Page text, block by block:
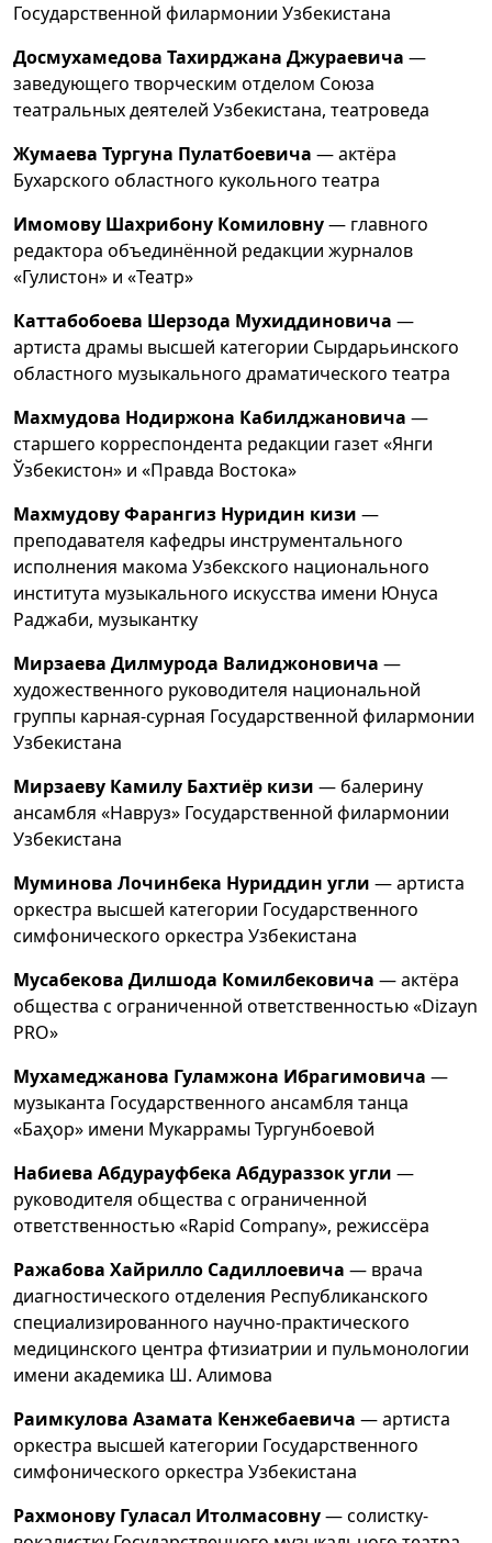
Государственной филармонии Узбекистана
Досмухамедова Тахирджана Джураевича —
заведующего творческим отделом Союза
театральных деятелей Узбекистана, театроведа
Жумаева Тургуна Пулатбоевича — актёра
Бухарского областного кукольного театра
Имoмову Шахрибoну Комиловну— главного
редактора объединённой редакции журналов
«Гулистон» и «Театр»
Каттабобоева Шерзода Мухиддиновича —
артиста драмы высшей категории Сырдарьинского
областного музыкального драматического театра
Махмудова Нодиржона Кабилджановича —
старшего корреспондента редакции газет «Янги
Ўзбекистон» и «Правда Востока»
Махмудову Фарангиз Нуридин кизи —
преподавателя кафедры инструментального
исполнения макома Узбекского национального
института музыкального искусства имени Юнуса
Раджаби, музыкантку
Мирзаева Дилмурода Валиджоновича —
художественного руководителя национальной
группы карная-сурная Государственной филармонии
Узбекистана
Мирзаеву Камилу Бахтиёр кизи — балерину
ансамбля «Навруз» Государственной филармонии
Узбекистана
Муминова Лочинбека Нуриддин угли — артиста
оркестра высшей категории Государственного
симфонического оркестра Узбекистана
Мусабекова Дилшода Комилбековича — актёра
общества с ограниченной ответственностью «Dizayn
PRO»
Мухамеджанова Гуламжона Ибрагимовича —
музыканта Государственного ансамбля танца
«Баҳор» имени Мукаррамы Тургунбоевой
Набиева Абдурауфбека Абдураззок угли —
руководителя общества с ограниченной
ответственностью «Rapid Company», режиссёра
Ражабова Хайрилло Садиллоевича — врача
диагностического отделения Республиканского
специализированного научно-практического
медицинского центра фтизиатрии и пульмонологии
имени академика Ш. Алимова
Раимкулова Азамата Кенжебаевича — артиста
оркестра высшей категории Государственного
симфонического оркестра Узбекистана
Рахмонову Гуласал Итолмасовну— солистку-